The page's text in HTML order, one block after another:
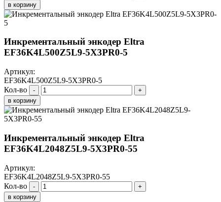
в корзину
Инкрементальный энкодер Eltra
EF36K4L500Z5L9-5X3PR0-5
Артикул:
EF36K4L500Z5L9-5X3PR0-5
Кол-во
-
+
в корзину
Инкрементальный энкодер Eltra
EF36K4L2048Z5L9-5X3PR0-55
Артикул:
EF36K4L2048Z5L9-5X3PR0-55
Кол-во
-
+
в корзину